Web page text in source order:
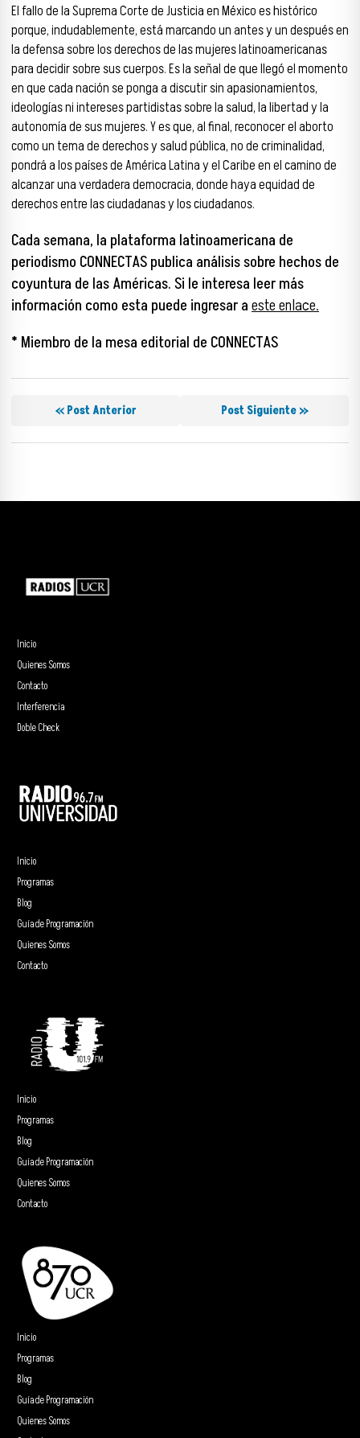
El fallo de la Suprema Corte de Justicia en México es histórico
porque, indudablemente, está marcando un antes y un después en
la defensa sobre los derechos de las mujeres latinoamericanas
para decidir sobre sus cuerpos. Es la señal de que llegó el momento
en que cada nación se ponga a discutir sin apasionamientos,
ideologías ni intereses partidistas sobre la salud, la libertad y la
autonomía de sus mujeres. Y es que, al final, reconocer el aborto
como un tema de derechos y salud pública, no de criminalidad,
pondrá a los países de América Latina y el Caribe en el camino de
alcanzar una verdadera democracia, donde haya equidad de
derechos entre las ciudadanas y los ciudadanos.
Cada semana, la plataforma latinoamericana de
periodismo CONNECTAS publica análisis sobre hechos de
coyuntura de las Américas. Si le interesa leer más
información como esta puede ingresar aeste enlace.
* Miembro de la mesa editorial de CONNECTAS
« Post Anterior Post Siguiente »
Inicio
Quienes Somos
Contacto
Interferencia
Doble Check
Inicio
Programas
Blog
Guía de Programación
Quienes Somos
Contacto
Inicio
Programas
Blog
Guía de Programación
Quienes Somos
Contacto
Inicio
Programas
Blog
Guía de Programación
Quienes Somos